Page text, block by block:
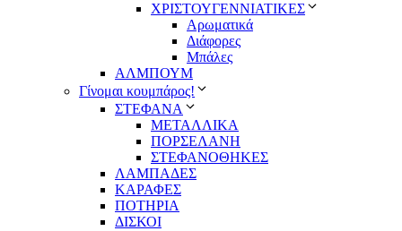
ΧΡΙΣΤΟΥΓΕΝΝΙΑΤΙΚΕΣ
Αρωματικά
Διάφορες
Μπάλες
ΑΛΜΠΟΥΜ
Γίνομαι κουμπάρος!
ΣΤΕΦΑΝΑ
ΜΕΤΑΛΛΙΚΑ
ΠΟΡΣΕΛΑΝΗ
ΣΤΕΦΑΝΟΘΗΚΕΣ
ΛΑΜΠΑΔΕΣ
ΚΑΡΑΦΕΣ
ΠΟΤΗΡΙΑ
ΔΙΣΚΟΙ